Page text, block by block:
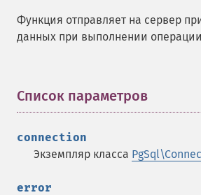
Функция отправляет на сервер
данных при выполнении операции
Список параметров
connection
Экземпляр класса
error